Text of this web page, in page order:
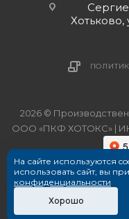
Хотьково,
2026 ©
ООО «ПКФ ХОТОКС» |
На сайте используются
использовать сайт, вы
конфиденциальности
Хорошо